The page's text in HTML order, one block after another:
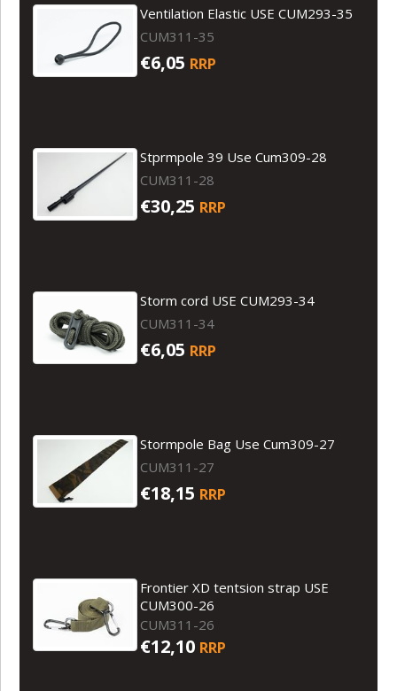
Ventilation Elastic USE CUM293-35
CUM311-35
€6,05 RRP
Stprmpole 39 Use Cum309-28
CUM311-28
€30,25 RRP
Storm cord USE CUM293-34
CUM311-34
€6,05 RRP
Stormpole Bag Use Cum309-27
CUM311-27
€18,15 RRP
Frontier XD tentsion strap USE
CUM300-26
CUM311-26
€12,10 RRP